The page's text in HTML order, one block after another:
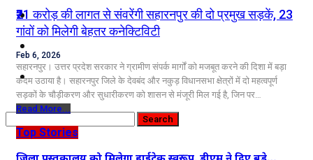
कृषि
विज्ञान तकनीकी
₹21 करोड़ की लागत से संवरेंगी सहारनपुर की दो प्रमुख सड़कें, 23
गांवों को मिलेगी बेहतर कनेक्टिविटी
Feb 6, 2026
सहारनपुर। उत्तर प्रदेश सरकार ने ग्रामीण संपर्क मार्गों को मजबूत करने की दिशा में बड़ा
कदम उठाया है। सहारनपुर जिले के देवबंद और नकुड़ विधानसभा क्षेत्रों में दो महत्वपूर्ण
सड़कों के चौड़ीकरण और सुधारीकरण को शासन से मंजूरी मिल गई है, जिन पर…
Read More...
Top Stories